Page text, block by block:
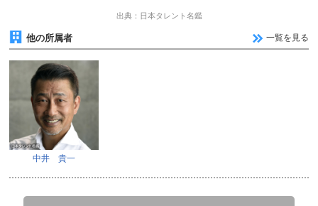
出典：日本タレント名鑑
他の所属者 一覧を見る
中井 貴一